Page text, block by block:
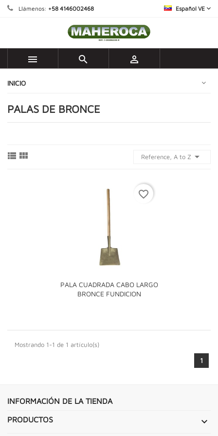
Llámenos: +58 4146002468 Español VE
  
INICIO
PALAS DE BRONCE
  Reference, A to Z 
PALA CUADRADA CABO LARGO
BRONCE FUNDICION
favorite_border
Mostrando 1-1 de 1 artículo(s)
1
INFORMACIÓN DE LA TIENDA
PRODUCTOS 